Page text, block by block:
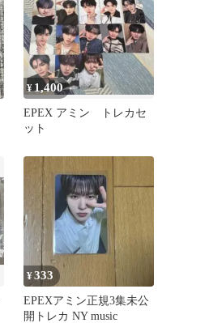
¥ 1,400
EPEX アミン トレカセ
ット
¥333
EPEXアミン正規3集未公
開トレカ NY music